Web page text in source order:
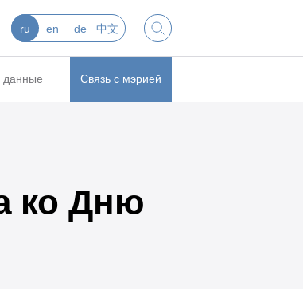
ru en de 中文
данные Связь с мэрией
ко Дню